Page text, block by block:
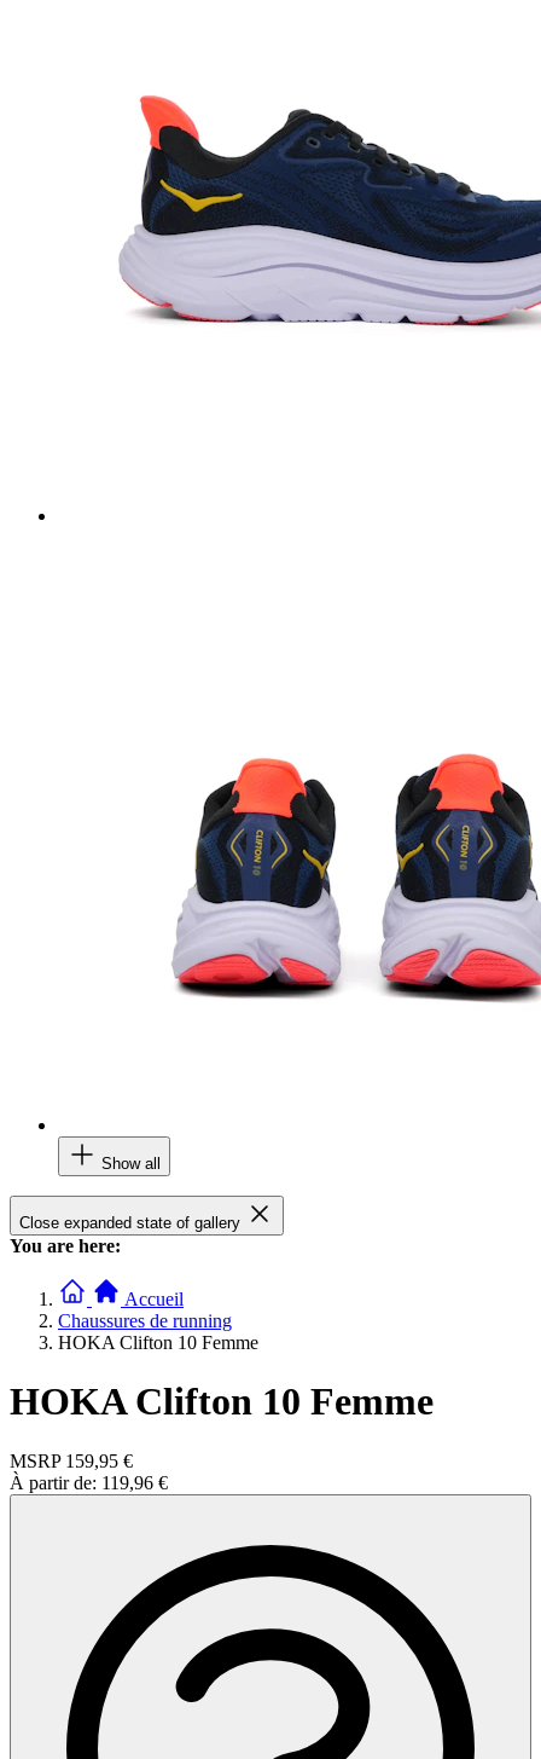
Show all
Close expanded state of gallery
You are here:
Accueil
Chaussures de running
HOKA Clifton 10 Femme
HOKA Clifton 10 Femme
MSRP 159,95 €
À partir de: 119,96 €